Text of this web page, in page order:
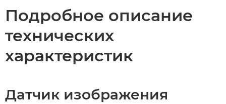
Подробное описание
технических
характеристик
Датчик изображения